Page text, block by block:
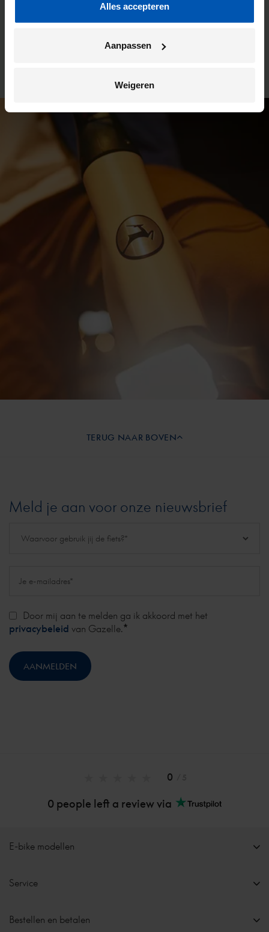
Alles accepteren
Aanpassen
Weigeren
tijd toe aan een onderhoudsbeurt? Ook dan kun je weer bij
0
0 people left a review via
Meld je aan voor onze nieuwsbrief
Door mij aan te melden ga ik akkoord met het
privacybeleid van Gazelle.*
TERUG NAAR BOVEN
E-bike modellen
Service
Bestellen en betalen